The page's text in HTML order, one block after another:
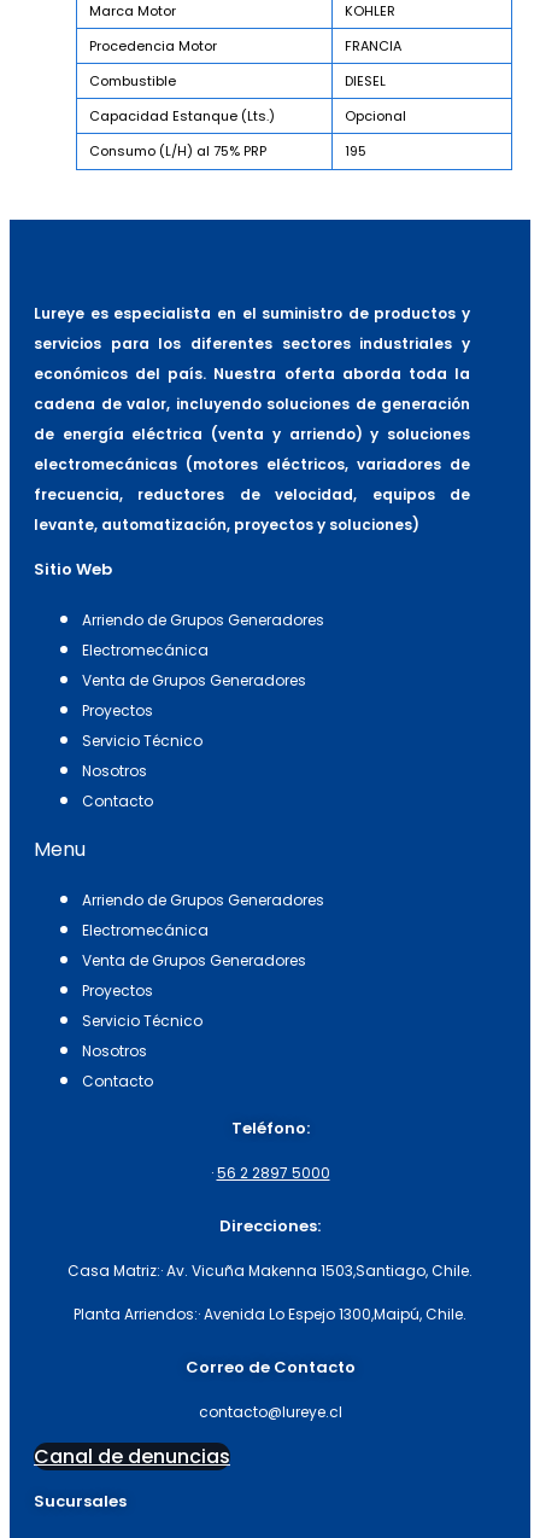
Marca Motor
KOHLER
Procedencia Motor
FRANCIA
Combustible
DIESEL
Capacidad Estanque (Lts.)
Opcional
Consumo (L/H) al 75% PRP
195
Lureye es especialista en el suministro de productos y
servicios para los diferentes sectores industriales y
económicos del país. Nuestra oferta aborda toda la
cadena de valor, incluyendo soluciones de generación
de energía eléctrica (venta y arriendo) y soluciones
electromecánicas (motores eléctricos, variadores de
frecuencia, reductores de velocidad, equipos de
levante, automatización, proyectos y soluciones)
Sitio Web
Arriendo de Grupos Generadores
Electromecánica
Venta de Grupos Generadores
Proyectos
Servicio Técnico
Nosotros
Contacto
Menu
Arriendo de Grupos Generadores
Electromecánica
Venta de Grupos Generadores
Proyectos
Servicio Técnico
Nosotros
Contacto
Teléfono:
·56 2 2897 5000
Direcciones:
Casa Matriz:· Av. Vicuña Makenna 1503,Santiago, Chile.
Planta Arriendos:· Avenida Lo Espejo 1300,Maipú, Chile.
Correo de Contacto
contacto@lureye.cl
Canal de denuncias
Sucursales